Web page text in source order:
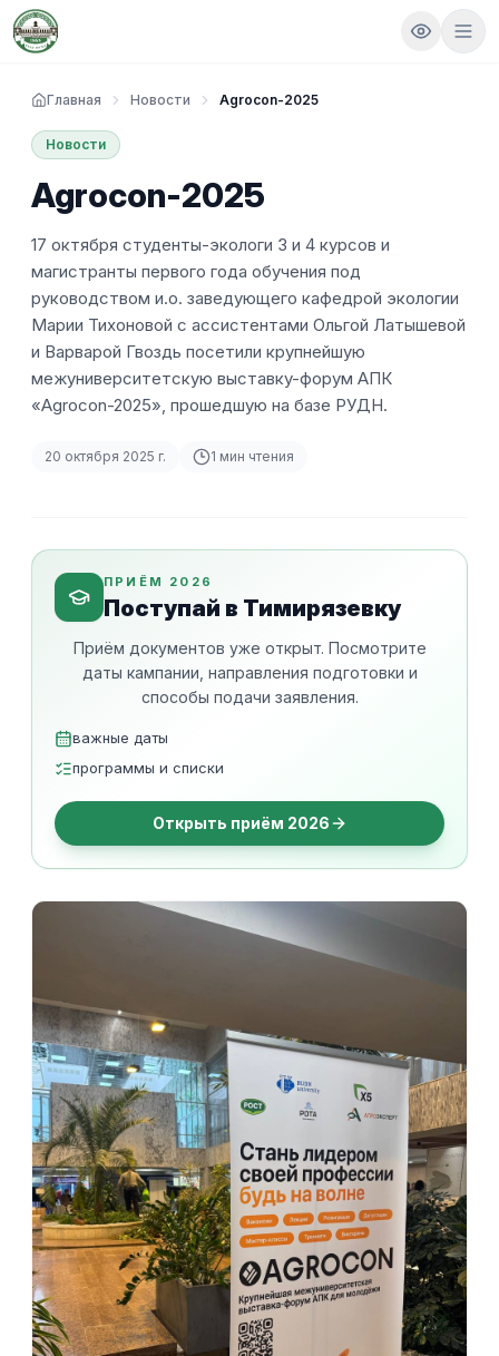
Главная Новости Agrocon-2025
Новости
Agrocon-2025
17 октября студенты-экологи 3 и 4 курсов и
магистранты первого года обучения под
руководством и.о. заведующего кафедрой экологии
Марии Тихоновой с ассистентами Ольгой Латышевой
и Варварой Гвоздь посетили крупнейшую
межуниверситетскую выставку-форум АПК
«Agrocon-2025», прошедшую на базе РУДН.
20 октября 2025 г. 1 мин чтения
ПРИЁМ 2026
Поступай в Тимирязевку
Приём документов уже открыт. Посмотрите
даты кампании, направления подготовки и
способы подачи заявления.
важные даты
программы и списки
Открыть приём 2026